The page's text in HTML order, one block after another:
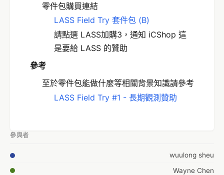
零件包購買連結
LASS Field Try 套件包 (B)
請點選 LASS加購3，通知 iCShop 這
是要給 LASS 的贊助
參考
至於零件包能做什麼等相關背景知識請參考
LASS Field Try #1 - 長期觀測贊助
參與者
wuulong sheu
Wayne Chen